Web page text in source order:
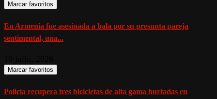
Marcar favoritos
En Armenia fue asesinada a bala por su presunta pareja
sentimental, una...
Marcar favoritos
Policía recupera tres bicicletas de alta gama hurtadas en